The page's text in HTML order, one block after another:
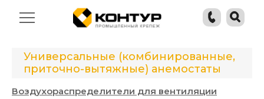
Универсальные (комбинированные,
приточно-вытяжные) анемостаты
Воздухораспределители для вентиляции